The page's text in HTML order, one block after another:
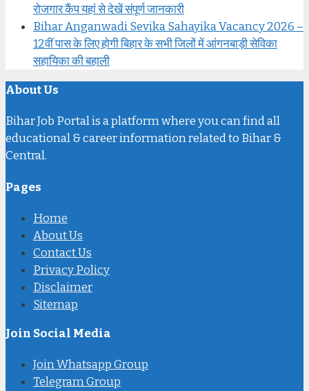
रोजगार कैंप यहां से देखें संपूर्ण जानकारी
Bihar Anganwadi Sevika Sahayika Vacancy 2026 –
12वीं पास के लिए होगी बिहार के सभी जिलों में आंगनबाड़ी सेविका
सहायिका की बहाली
About Us
Bihar Job Portal is a platform where you can find all
educational & career information related to Bihar &
Central.
Pages
Home
About Us
Contact Us
Privacy Policy
Disclaimer
Sitemap
Join Social Media
Join Whatsapp Group
Telegram Group